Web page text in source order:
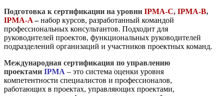
Подготовка к сертификации на уровни IPMA-C, IPMA-B,
IPMA-A –набор курсов, разработанный командой
профессиональных консультантов. Подходит для
руководителей проектов, функциональных руководителей
подразделений организаций и участников проектных команд.
Международная сертификация по управлению
проектами IPMA – это система оценки уровня
компетентности специалистов и профессионалов,
работающих в проектах, управляющих проектами,